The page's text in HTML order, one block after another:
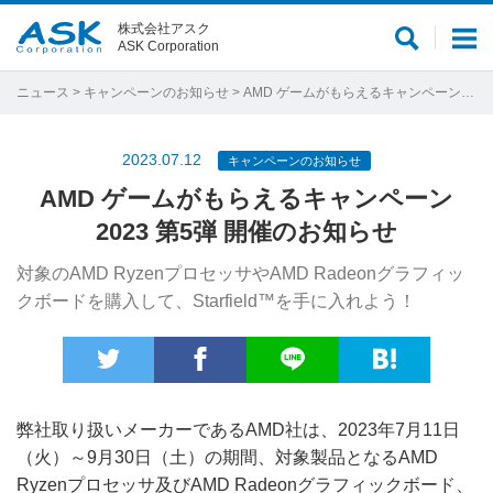
メ
ュ
サ
ト
株式会社アスク
ASK Corporation
ニュース > キャンペーンのお知らせ > AMD ゲームがもらえるキャンペーン2023 第5弾 開催のお知らせ
2023.07.12 キャンペーンのお知らせ
AMD ゲームがもらえるキャンペーン
2023 第5弾 開催のお知らせ
対象のAMD RyzenプロセッサやAMD Radeonグラフィッ
クボードを購入して、Starfield™を手に入れよう！
弊社取り扱いメーカーであるAMD社は、2023年7月11日
（火）～9月30日（土）の期間、対象製品となるAMD
Ryzenプロセッサ及びAMD Radeonグラフィックボード、